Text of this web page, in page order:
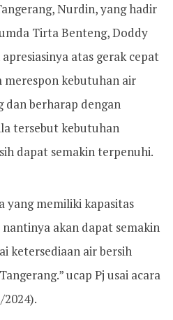
Nurdin, yang hadir
Tirta Benteng, Doddy
atas gerak cepat
merespon kebutuhan air
dan berharap dengan
tersebut kebutuhan
dapat semakin terpenuhi.
yang memiliki kapasitas
akan dapat semakin
ketersediaan air bersih
ucap Pj usai acara
2024).